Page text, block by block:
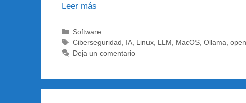
Leer más
Categorías
Software
Etiquetas
Ciberseguridad IA, Linux, LLM MacOS, Ollama
Deja un comentario